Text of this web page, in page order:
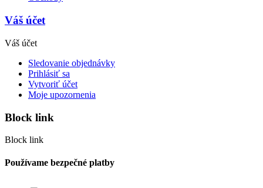
Váš účet
Váš účet
Sledovanie objednávky
Prihlásiť sa
Vytvoriť účet
Moje upozornenia
Block link
Block link
Používame bezpečné platby